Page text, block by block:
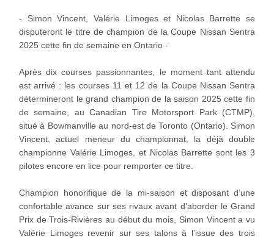
- Simon Vincent, Valérie Limoges et Nicolas Barrette se
disputeront le titre de champion de la Coupe Nissan Sentra
2025 cette fin de semaine en Ontario -
Après dix courses passionnantes, le moment tant attendu
est arrivé : les courses 11 et 12 de la Coupe Nissan Sentra
détermineront le grand champion de la saison 2025 cette fin
de semaine, au Canadian Tire Motorsport Park (CTMP),
situé à Bowmanville au nord-est de Toronto (Ontario). Simon
Vincent, actuel meneur du championnat, la déjà double
championne Valérie Limoges, et Nicolas Barrette sont les 3
pilotes encore en lice pour remporter ce titre.
Champion honorifique de la mi-saison et disposant d’une
confortable avance sur ses rivaux avant d’aborder le Grand
Prix de Trois-Rivières au début du mois, Simon Vincent a vu
Valérie Limoges revenir sur ses talons à l’issue des trois